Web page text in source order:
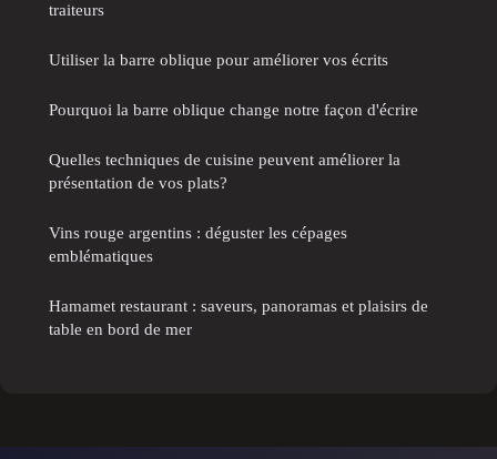
traiteurs
Utiliser la barre oblique pour améliorer vos écrits
Pourquoi la barre oblique change notre façon d'écrire
Quelles techniques de cuisine peuvent améliorer la
présentation de vos plats?
Vins rouge argentins : déguster les cépages
emblématiques
Hamamet restaurant : saveurs, panoramas et plaisirs de
table en bord de mer